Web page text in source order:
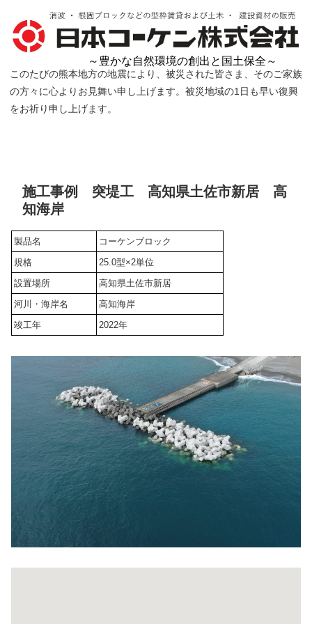
～豊かな自然環境の創出と国土保全～
このたびの熊本地方の地震により、被災された皆さま、そのご家族
の方々に心よりお見舞い申し上げます。被災地域の1日も早い復興
をお祈り申し上げます。
施工事例 突堤工 高知県土佐市新居 高
知海岸
製品名
コーケンブロック
規格
25.0型×2単位
設置場所
高知県土佐市新居
河川・海岸名
高知海岸
竣工年
2022年